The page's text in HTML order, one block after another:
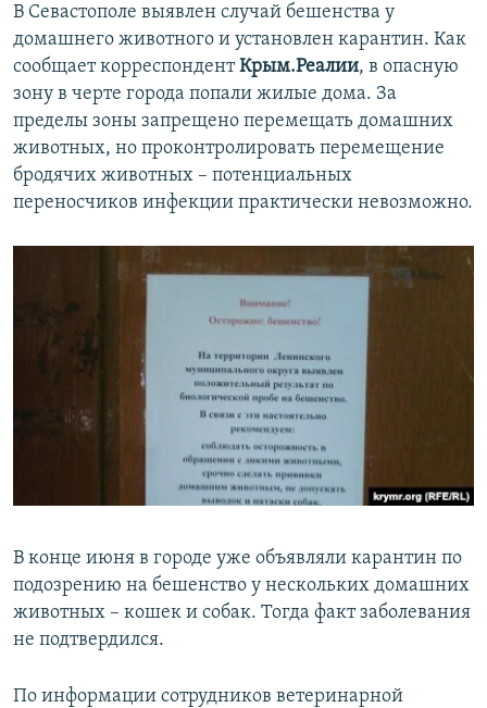
поискуИНФОГРАФИКА
ТЕЛЕПРОЕКТ КРЫМ.РЕАЛИИ
СОВЕТЫ ПРАВОЗАЩИТНИКОВ
ПРОПАВШИЕ БЕЗ ВЕСТИ
ПОБЕДИТЕЛЕЙ НЕ СУДЯТ?
КРЫМ.НЕПОКОРЕННЫЙ
ELIFBE
КАК ОБОЙТИ БЛОКИРОВКУ
Українською
Qırımtatar
ПРИСОЕДИНЯЙТЕСЬ!
Все сайты RFE/RL
В Севастополе выявлен случай бешенства у
домашнего животного и установлен карантин. Как
сообщает корреспондентКрым.Реалии, в опасную
зону в черте города попали жилые дома. За
пределы зоны запрещено перемещать домашних
животных, но проконтролировать перемещение
бродячих животных – потенциальных
переносчиков инфекции практически невозможно.
В конце июня в городе уже объявляли карантин по
подозрению на бешенство у нескольких домашних
животных – кошек и собак. Тогда факт заболевания
не подтвердился.
По информации сотрудников ветеринарной